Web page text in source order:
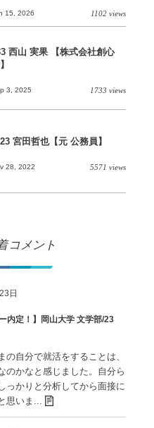
15, 2026 1102 views
西山 実果 【株式会社創心
3, 2025 1733 views
宮田哲也【元 公務員】
28, 2022 5571 views
コメント
日
内定！】岡山大学 文学部/23
の自分で就活をすることは、
のかなと感じました。自分ら
っかりと分析してから面接に
思いま...